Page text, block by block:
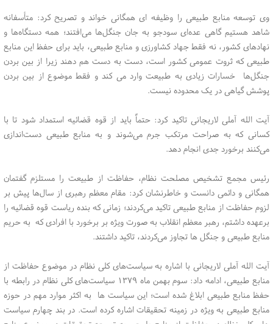
وی توسعه منابع طبیعی را وظیفه ای همگانی خواند و تصریح کرد: متأسفانه
شاهد هستیم گاهی عده‌ای سودجو به جان جنگل‌ها می‌افتند؛ همه دستگاه‌ها و
نهادهای کشور، نه فقط جهاد کشاورزی و منابع طبیعی، باید برای حفظ این منابع
طبیعی که ثروت عمومی کشور است، دست به دست هم دهند زیرا از بین بردن
جنگل‌ها خسارات زیادی به طبیعت وارد می کند و فقط موضوع از بین بردن
پوشش گیاهی در یک محدوده نیست.
آیت الله آملی لاریجانی تاکید کرد: حتماً باید از قوه قضائیه استمداد شود تا با
کسانی که به صراحت مرتکب جرم می‌شوند و به منابع طبیعی دست‌اندازی
می‌کنند برخورد جدی انجام دهد.
رئیس مجمع تشخیص مصلحت نظام، حفاظت از طبیعت را مستلزم گفتمان
همگانی و دائمی دانست و خاطرنشان کرد: مقام معظم رهبری از سال‌ها پیش بر
لزوم حفاظت از منابع طبیعی تاکید می‌کردند؛ زمانی که بنده ریاست قوه قضائیه را
برعهده داشتم، رهبر معظم انقلاب به صورت ویژه بر برخورد با افرادی که به حریم
منابع طبیعی و جنگل ها تجاوز می‌کردند، تاکید داشتند.
آیت الله آملی لاریجانی با اشاره به سیاست‌های کلی نظام در موضوع حفاظت از
منابع طبیعی، ادامه داد: سوم بهمن ماه ۱۳۷۹ سیاست‌های کلی نظام در رابطه با
حفظ منابع طبیعی ابلاغ شده است؛ این سیاست ها به اکثر موارد مهم در حوزه
منابع طبیعی به ویژه در زمینه تحقیقات اشاره کرده است. در بند چهارم سیاست